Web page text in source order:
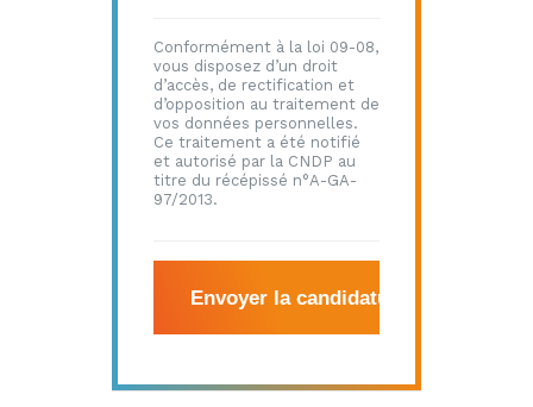
Conformément à la loi 09-08,
vous disposez d’un droit
d’accès, de rectification et
d’opposition au traitement de
vos données personnelles.
Ce traitement a été notifié
et autorisé par la CNDP au
titre du récépissé n°A-GA-
97/2013.